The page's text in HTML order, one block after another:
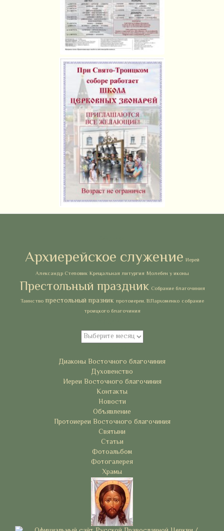
Архиерейское служение Иерей
Александр Степовик Крещальная литургия Молебен у иконы
Престольный праздник Собрание благочиния
Таинство престольный празник протоиереи. В.Пархоменко собрание
троицкого благочиния
Архивы
Диаконы Восточного благочиния
Духовенство
Иереи Восточного благочиния
Контакты
Новости
Объявление
Протоиереи Восточного благочиния
Святыни
Статьи
Фотоальбом
Фотогалерея
Храмы